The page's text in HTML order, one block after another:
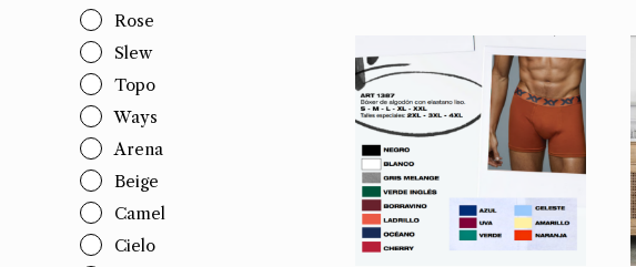
Rose
Slew
Topo
Ways
Arena
Beige
Camel
Cielo